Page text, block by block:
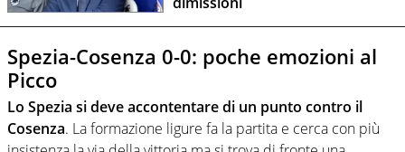
Spezia-Cosenza 0-0: poche emozioni al
Picco
Lo Spezia si deve accontentare di un punto contro il
Cosenza. La formazione ligure fa la partita e cerca con più